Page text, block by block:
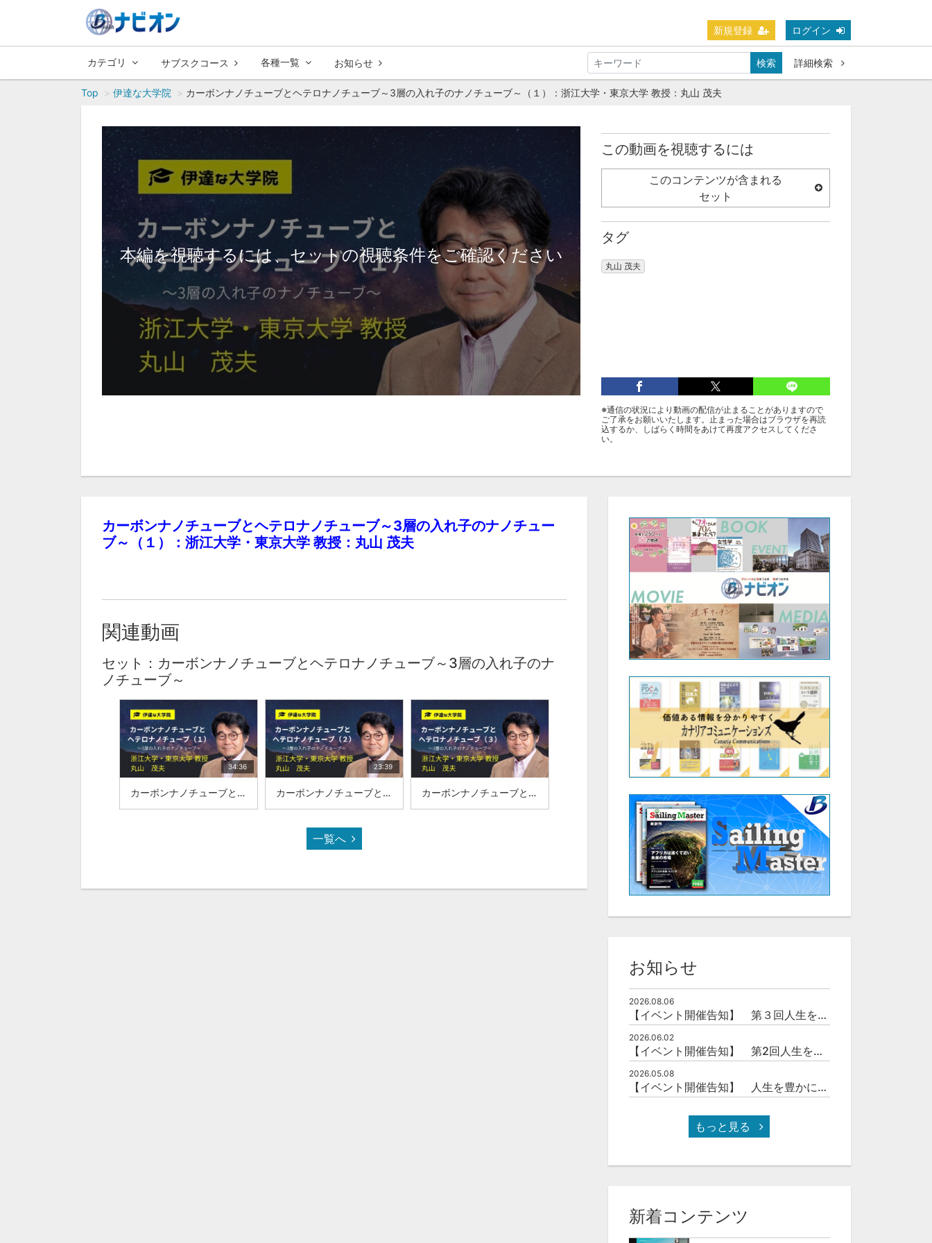
新規登録 ログイン
カテゴリ サブスクコース 各種一覧 お知らせ 検索 詳細検索
Top 伊達な大学院 カーボンナノチューブとヘテロナノチューブ～3層の入れ子のナノチューブ～（１）：浙江大学・東京大学 教授：丸山 茂夫
本編を視聴するには、セットの視聴条件をご確認ください
この動画を視聴するには
このコンテンツが含まれる
セット
タグ
丸山 茂夫
※通信の状況により動画の配信が止まることがありますので
ご了承をお願いいたします。止まった場合はブラウザを再読
込するか、しばらく時間をあけて再度アクセスしてくださ
い。
カーボンナノチューブとヘテロナノチューブ～3層の入れ子のナノチュー
ブ～（１）：浙江大学・東京大学 教授：丸山 茂夫
関連動画
セット：カーボンナノチューブとヘテロナノチューブ～3層の入れ子のナ
ノチューブ～
34:36
カーボンナノチューブとヘテロナノチューブ～3層の入れ子のナノチューブ～（１）：浙江大学・東京大学 教授：丸山 茂夫
23:39
カーボンナノチューブとヘテロナノチューブ～3層の入れ子のナノチューブ～（２）：浙江大学・東京大学 教授：丸山 茂夫 カーボンナノチューブとヘテロナノチューブ～3層の入れ子のナノチューブ～（３）：浙江大学・東京大学 教授：丸山 茂夫
一覧へ
お知らせ
2026.08.06
【イベント開催告知】 第３回人生を豊かにする「本の力」を学ぶ会
2026.06.02
【イベント開催告知】 第2回人生を豊かにする「本の力」を学ぶ会
2026.05.08
【イベント開催告知】 人生を豊かにする「本の力」を学ぶ会
もっと見る
新着コンテンツ